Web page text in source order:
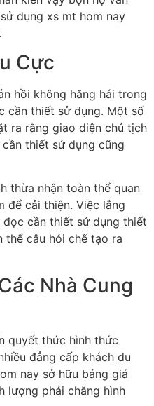
dụng xs mt hom nay
Cực
hồi không hăng hái trong
cần thiết sử dụng. Một số
ra rằng giao diện chủ tịch
thiết sử dụng cũng
thừa nhận toàn thể quan
để cải thiện. Việc lắng
đọc cần thiết sử dụng thiết
câu hỏi chế tạo ra
Nhà Cung
quyết thức hình thức
đẳng cấp khách du
nay sở hữu bảng giá
lượng phải chăng hình